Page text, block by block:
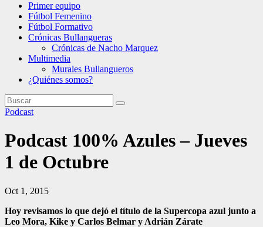
Primer equipo
Fútbol Femenino
Fútbol Formativo
Crónicas Bullangueras
Crónicas de Nacho Marquez
Multimedia
Murales Bullangueros
¿Quiénes somos?
Podcast
Podcast 100% Azules – Jueves
1 de Octubre
Oct 1, 2015
Hoy revisamos lo que dejó el título de la Supercopa azul junto a
Leo Mora, Kike y Carlos Belmar y Adrián Zárate